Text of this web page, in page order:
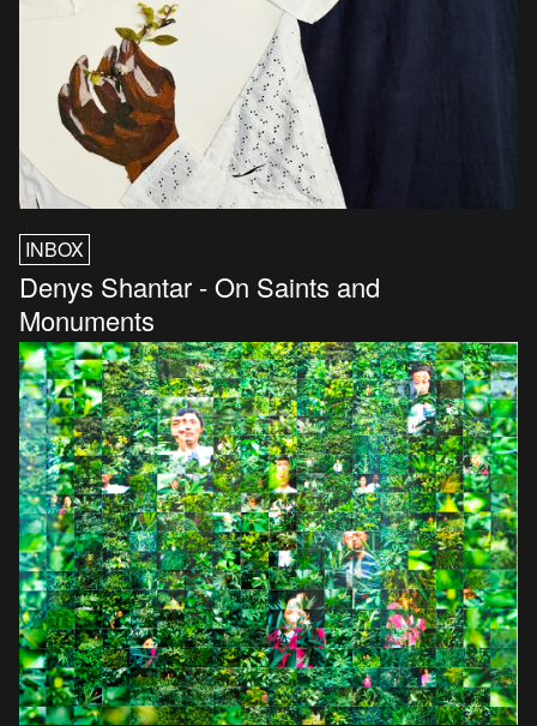
INBOX
Denys Shantar - On Saints and
Monuments